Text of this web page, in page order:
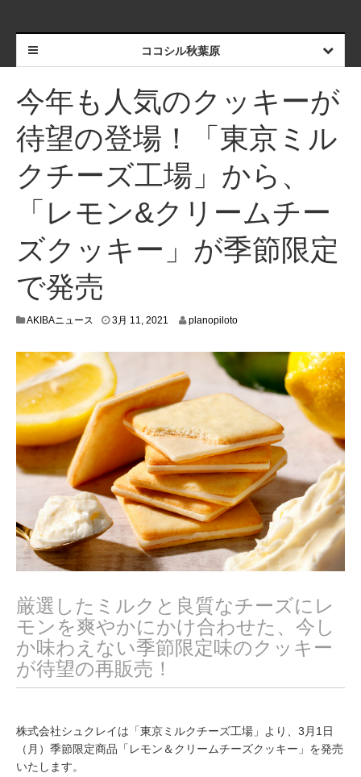
ココシル秋葉原
今年も人気のクッキーが
待望の登場！「東京ミル
クチーズ工場」から、
「レモン&クリームチー
ズクッキー」が季節限定
で発売
AKIBAニュース 3月 11, 2021
2
2
1
planopiloto
厳選したミルクと良質なチーズにレ
モンを爽やかにかけ合わせた、今し
か味わえない季節限定味のクッキー
が待望の再販売！
株式会社シュクレイは「東京ミルクチーズ工場」より、3月1日
（月）季節限定商品「レモン＆クリームチーズクッキー」を発売
いたします。